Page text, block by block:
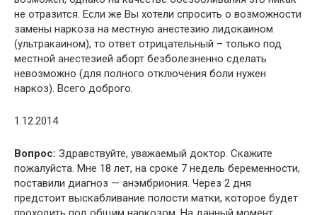
не отразится. Если же Вы хотели спросить о возможности
замены наркоза на местную анестезию лидокаином
(ультракаином), то ответ отрицательный – только под
местной анестезией аборт безболезненно сделать
невозможно (для полного отключения боли нужен
наркоз). Всего доброго.
1.12.2014
Вопрос: Здравствуйте, уважаемый доктор. Скажите
пожалуйста. Мне 18 лет, на сроке 7 недель беременности,
поставили диагноз — анэмбриония. Через 2 дня
предстоит выскабливание полости матки, которое будет